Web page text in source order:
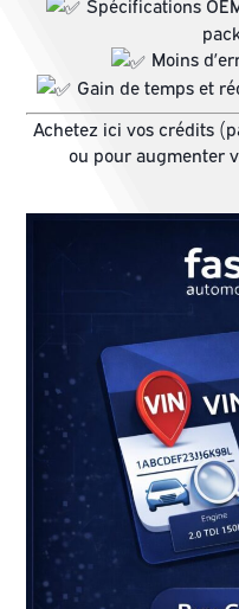
Moins
Gain de temps et
Achetez ici vos crédits
ou pour augmenter